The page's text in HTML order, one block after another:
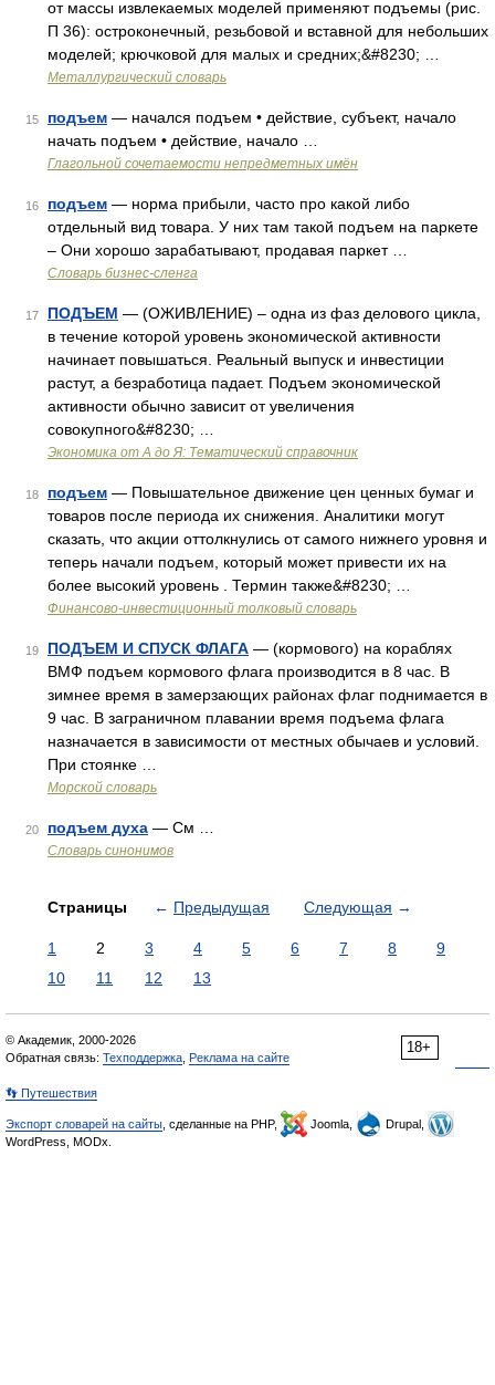
от массы извлекаемых моделей применяют подъемы (рис.
П 36): остроконечный, резьбовой и вставной для небольших
моделей; крючковой для малых и средних;&#8230; …
Металлургический словарь
15 подъем — начался подъем • действие, субъект, начало
начать подъем • действие, начало …
Глагольной сочетаемости непредметных имён
16 подъем — норма прибыли, часто про какой либо
отдельный вид товара. У них там такой подъем на паркете
– Они хорошо зарабатывают, продавая паркет …
Словарь бизнес-сленга
17 ПОДЪЕМ — (ОЖИВЛЕНИЕ) – одна из фаз делового цикла,
в течение которой уровень экономической активности
начинает повышаться. Реальный выпуск и инвестиции
растут, а безработица падает. Подъем экономической
активности обычно зависит от увеличения
совокупного&#8230; …
Экономика от А до Я: Тематический справочник
18 подъем — Повышательное движение цен ценных бумаг и
товаров после периода их снижения. Аналитики могут
сказать, что акции оттолкнулись от самого нижнего уровня и
теперь начали подъем, который может привести их на
более высокий уровень . Термин также&#8230; …
Финансово-инвестиционный толковый словарь
19 ПОДЪЕМ И СПУСК ФЛАГА — (кормового) на кораблях
ВМФ подъем кормового флага производится в 8 час. В
зимнее время в замерзающих районах флаг поднимается в
9 час. В заграничном плавании время подъема флага
назначается в зависимости от местных обычаев и условий.
При стоянке …
Морской словарь
20 подъем духа — См …
Словарь синонимов
Страницы ← Предыдущая Следующая →
1 2 3 4 5 6 7 8
9
10
11 12 13
18+
© Академик, 2000-2026
Обратная связь: Техподдержка Реклама на сайте
👣 Путешествия
Экспорт словарей на сайты , сделанные на PHP, Joomla,
Drupal,
WordPress, MODx.